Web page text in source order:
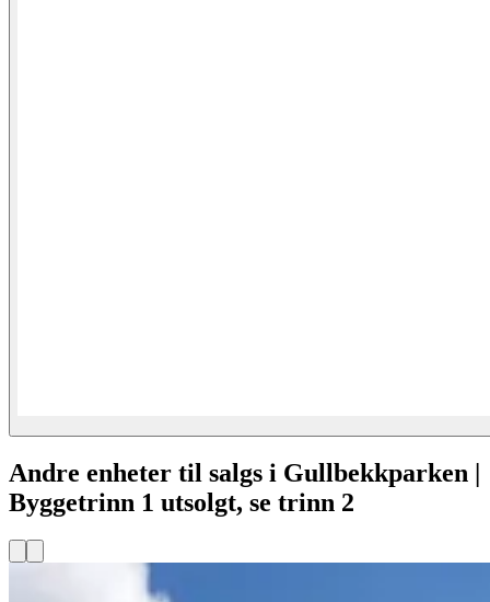
Andre enheter til salgs i Gullbekkparken |
Byggetrinn 1 utsolgt, se trinn 2